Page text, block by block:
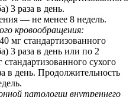
3 раза в день.
— не менее 8 недель.
кровообращения:
мг стандартизованного
3 раза в день или по 2
сухого
в день. Продолжительность
патологии внутреннего